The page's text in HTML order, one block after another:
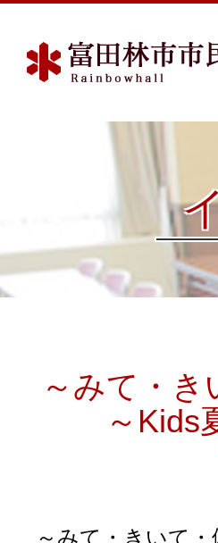
～みて・
～Kids
～みて・きいて